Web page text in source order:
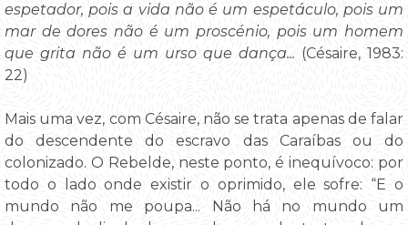
espetador, pois a vida não é um espetáculo, pois um
mar de dores não é um proscénio, pois um homem
que grita não é um urso que dança... (Césaire, 1983:
22)
Mais uma vez, com Césaire, não se trata apenas de falar
do descendente do escravo das Caraíbas ou do
colonizado. O Rebelde, neste ponto, é inequívoco: por
todo o lado onde existir o oprimido, ele sofre: “E o
mundo não me poupa... Não há no mundo um